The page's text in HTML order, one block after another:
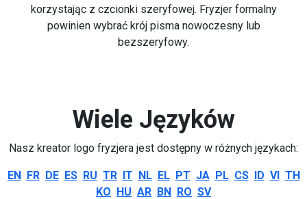
korzystając z czcionki szeryfowej. Fryzjer formalny
powinien wybrać krój pisma nowoczesny lub
bezszeryfowy.
Wiele Języków
Nasz kreator logo fryzjera jest dostępny w różnych językach:
EN FR DE ES RU TR IT NL EL PT JA PL CS ID VI TH
KO HU AR BN RO SV